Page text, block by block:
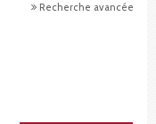
Recherche avancée